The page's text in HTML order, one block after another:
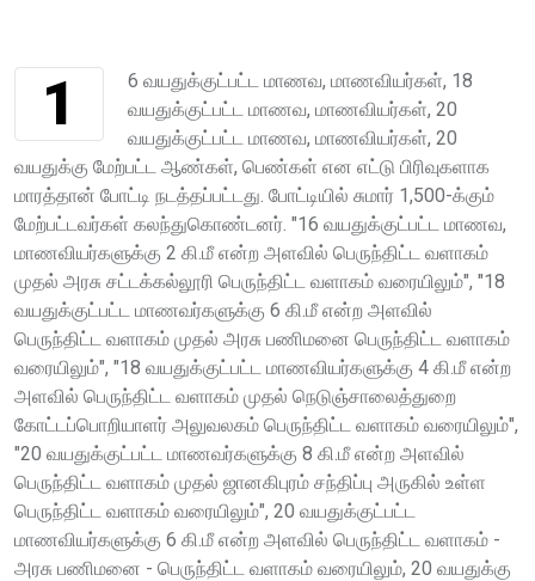
16 வயதுக்குட்பட்ட மாணவ, மாணவியர்கள், 18
வயதுக்குட்பட்ட மாணவ, மாணவியர்கள், 20
வயதுக்குட்பட்ட மாணவ, மாணவியர்கள், 20
வயதுக்கு மேற்பட்ட ஆண்கள், பெண்கள் என எட்டு பிரிவுகளாக
மாரத்தான் போட்டி நடத்தப்பட்டது. போட்டியில் சுமார் 1,500-க்கும்
மேற்பட்டவர்கள் கலந்துகொண்டனர். "16 வயதுக்குட்பட்ட மாணவ,
மாணவியர்களுக்கு 2 கி.மீ என்ற அளவில் பெருந்திட்ட வளாகம்
முதல் அரசு சட்டக்கல்லூரி பெருந்திட்ட வளாகம் வரையிலும்", "18
வயதுக்குட்பட்ட மாணவர்களுக்கு 6 கி.மீ என்ற அளவில்
பெருந்திட்ட வளாகம் முதல் அரசு பணிமனை பெருந்திட்ட வளாகம்
வரையிலும்", "18 வயதுக்குட்பட்ட மாணவியர்களுக்கு 4 கி.மீ என்ற
அளவில் பெருந்திட்ட வளாகம் முதல் நெடுஞ்சாலைத்துறை
கோட்டப்பொறியாளர் அலுவலகம் பெருந்திட்ட வளாகம் வரையிலும்",
"20 வயதுக்குட்பட்ட மாணவர்களுக்கு 8 கி.மீ என்ற அளவில்
பெருந்திட்ட வளாகம் முதல் ஜானகிபுரம் சந்திப்பு அருகில் உள்ள
பெருந்திட்ட வளாகம் வரையிலும்", 20 வயதுக்குட்பட்ட
மாணவியர்களுக்கு 6 கி.மீ என்ற அளவில் பெருந்திட்ட வளாகம் -
அரசு பணிமனை - பெருந்திட்ட வளாகம் வரையிலும், 20 வயதுக்கு